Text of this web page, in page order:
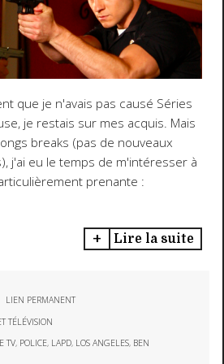
que je n'avais pas causé Séries
je restais sur mes acquis. Mais
breaks (pas de nouveaux
j'ai eu le temps de m'intéresser à
prenante :
Lire la suite
LIEN PERMANENT
TÉLÉVISION
TV, POLICE, LAPD, LOS ANGELES, BEN